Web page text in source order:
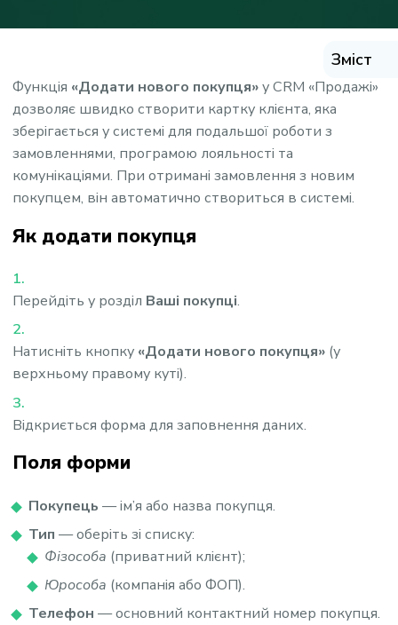
Функція «Додати нового покупця»у CRM «Продажі»
дозволяє швидко створити картку клієнта, яка
зберігається у системі для подальшої роботи з
замовленнями, програмою лояльності та
комунікаціями. При отримані замовлення з новим
покупцем, він автоматично створиться в системі.
Як додати покупця
Перейдіть у розділ Ваші покупці.
Натисніть кнопку «Додати нового покупця» (у
верхньому правому куті).
Відкриється форма для заповнення даних.
Поля форми
Покупець — ім’я або назва покупця.
Тип — оберіть зі списку:
Фізособа (приватний клієнт);
Юрособа (компанія або ФОП).
Телефон — основний контактний номер покупця.
Зміст